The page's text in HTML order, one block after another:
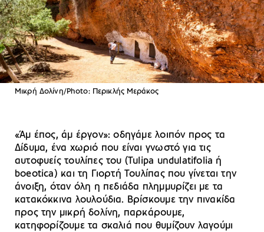
Μικρή Δολίνη/Photo: Περικλής Μεράκος
«Άμ έπος, άμ έργον»: οδηγάμε λοιπόν προς τα
Δίδυμα, ένα χωριό που είναι γνωστό για τις
αυτοφυείς τουλίπες του (Tulipa undulatifolia ή
boeotica) και τη Γιορτή Τουλίπας που γίνεται την
άνοιξη, όταν όλη η πεδιάδα πλημμυρίζει με τα
κατακόκκινα λουλούδια. Βρίσκουμε την πινακίδα
προς την μικρή δολίνη, παρκάρουμε,
κατηφορίζουμε τα σκαλιά που θυμίζουν λαγούμι